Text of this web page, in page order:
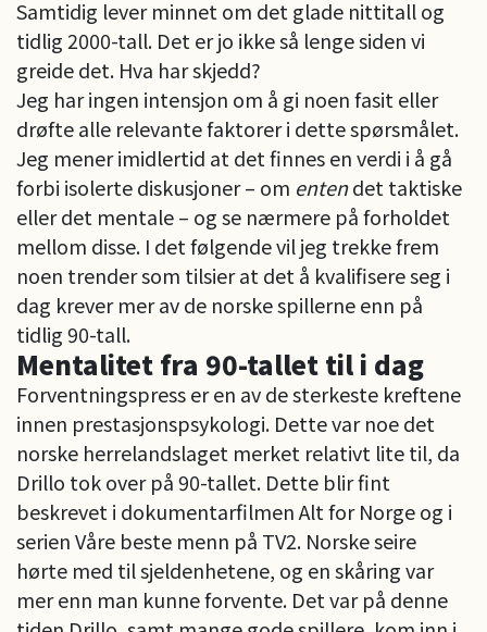
Samtidig lever minnet om det glade nittitall og
tidlig 2000-tall. Det er jo ikke så lenge siden vi
greide det. Hva har skjedd?
Jeg har ingen intensjon om å gi noen fasit eller
drøfte alle relevante faktorer i dette spørsmålet.
Jeg mener imidlertid at det finnes en verdi i å gå
forbi isolerte diskusjoner – om entendet taktiske
eller det mentale – og se nærmere på forholdet
mellom disse. I det følgende vil jeg trekke frem
noen trender som tilsier at det å kvalifisere seg i
dag krever mer av de norske spillerne enn på
tidlig 90-tall.
Mentalitet fra 90-tallet til i dag
Forventningspress er en av de sterkeste kreftene
innen prestasjonspsykologi. Dette var noe det
norske herrelandslaget merket relativt lite til, da
Drillo tok over på 90-tallet. Dette blir fint
beskrevet i dokumentarfilmen Alt for Norge og i
serien Våre beste menn på TV2. Norske seire
hørte med til sjeldenhetene, og en skåring var
mer enn man kunne forvente. Det var på denne